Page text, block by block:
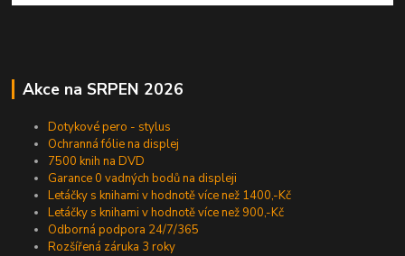
Akce na SRPEN 2026
Dotykové pero - stylus
Ochranná fólie na displej
7500 knih na DVD
Garance 0 vadných bodů na displeji
Letáčky s knihami v hodnotě více než 1400,-Kč
Letáčky s knihami v hodnotě více než 900,-Kč
Odborná podpora 24/7/365
Rozšířená záruka 3 roky